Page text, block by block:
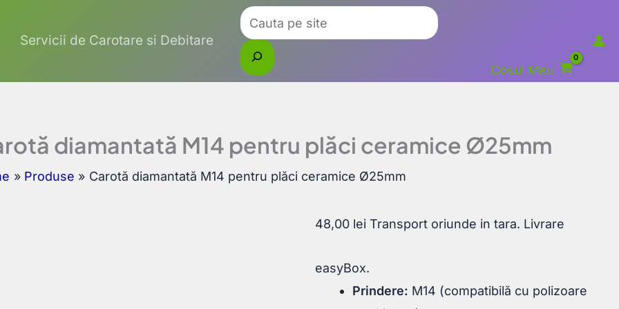
Servicii de Carotare si Debitare
Caută
Cosul Meu
diamantată M14 pentru plăci ceramice Ø25mm
Produse Carotă diamantată M14 pentru plăci ceramice Ø25mm
48,00 lei Transport oriunde in tara. Livrare
easyBox.
Prindere: M14 (compatibilă cu polizoare